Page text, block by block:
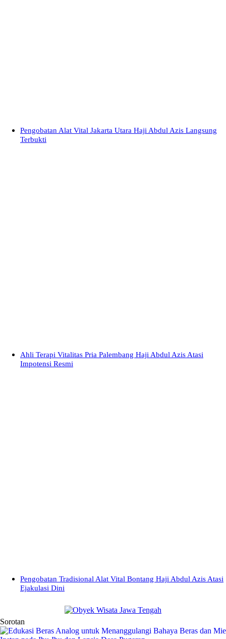
Pengobatan Alat Vital Jakarta Utara Haji Abdul Azis Langsung
Terbukti
Ahli Terapi Vitalitas Pria Palembang Haji Abdul Azis Atasi
Impotensi Resmi
Pengobatan Tradisional Alat Vital Bontang Haji Abdul Azis Atasi
Ejakulasi Dini
Sorotan